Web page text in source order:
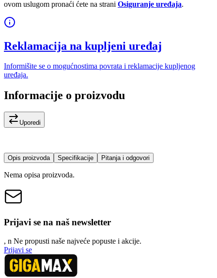
ovom uslugom pronaći ćete na strani Osiguranje uređaja.
Reklamacija na kupljeni uređaj
Informišite se o mogućnostima povrata i reklamacije kupljenog
uređaja.
Informacije o proizvodu
Uporedi
Opis proizvoda Specifikacije Pitanja i odgovori
Nema opisa proizvoda.
Prijavi se na naš newsletter
, n Ne propusti naše najveće popuste i akcije.
Prijavi se